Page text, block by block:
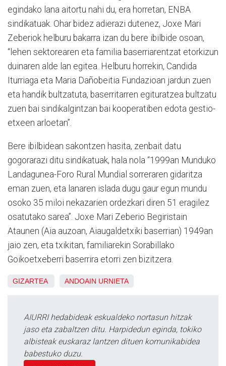
egindako lana aitortu nahi du, era horretan, ENBA
sindikatuak. Ohar bidez adierazi dutenez, Joxe Mari
Zeberiok helburu bakarra izan du bere ibilbide osoan,
“lehen sektorearen eta familia baserriarentzat etorkizun
duinaren alde lan egitea. Helburu horrekin, Candida
Iturriaga eta Maria Dañobeitia Fundazioan jardun zuen
eta handik bultzatuta, baserritarren egituratzea bultzatu
zuen bai sindikalgintzan bai kooperatiben edota gestio-
etxeen arloetan”.
Bere ibilbidean sakontzen hasita, zenbait datu
gogorarazi ditu sindikatuak, hala nola “1999an Munduko
Landagunea-Foro Rural Mundial sorreraren gidaritza
eman zuen, eta lanaren islada dugu gaur egun mundu
osoko 35 miloi nekazarien ordezkari diren 51 eragilez
osatutako sarea”. Joxe Mari Zeberio Begiristain
Ataunen (Aia auzoan, Aiaugaldetxiki baserrian) 1949an
jaio zen, eta txikitan, familiarekin Sorabillako
Goikoetxeberri baserrira etorri zen bizitzera.
GIZARTEA ANDOAIN URNIETA
AIURRI hedabideak eskualdeko nortasun hitzak
jaso eta zabaltzen ditu. Harpidedun eginda, tokiko
albisteak euskaraz lantzen dituen komunikabidea
babestuko duzu.